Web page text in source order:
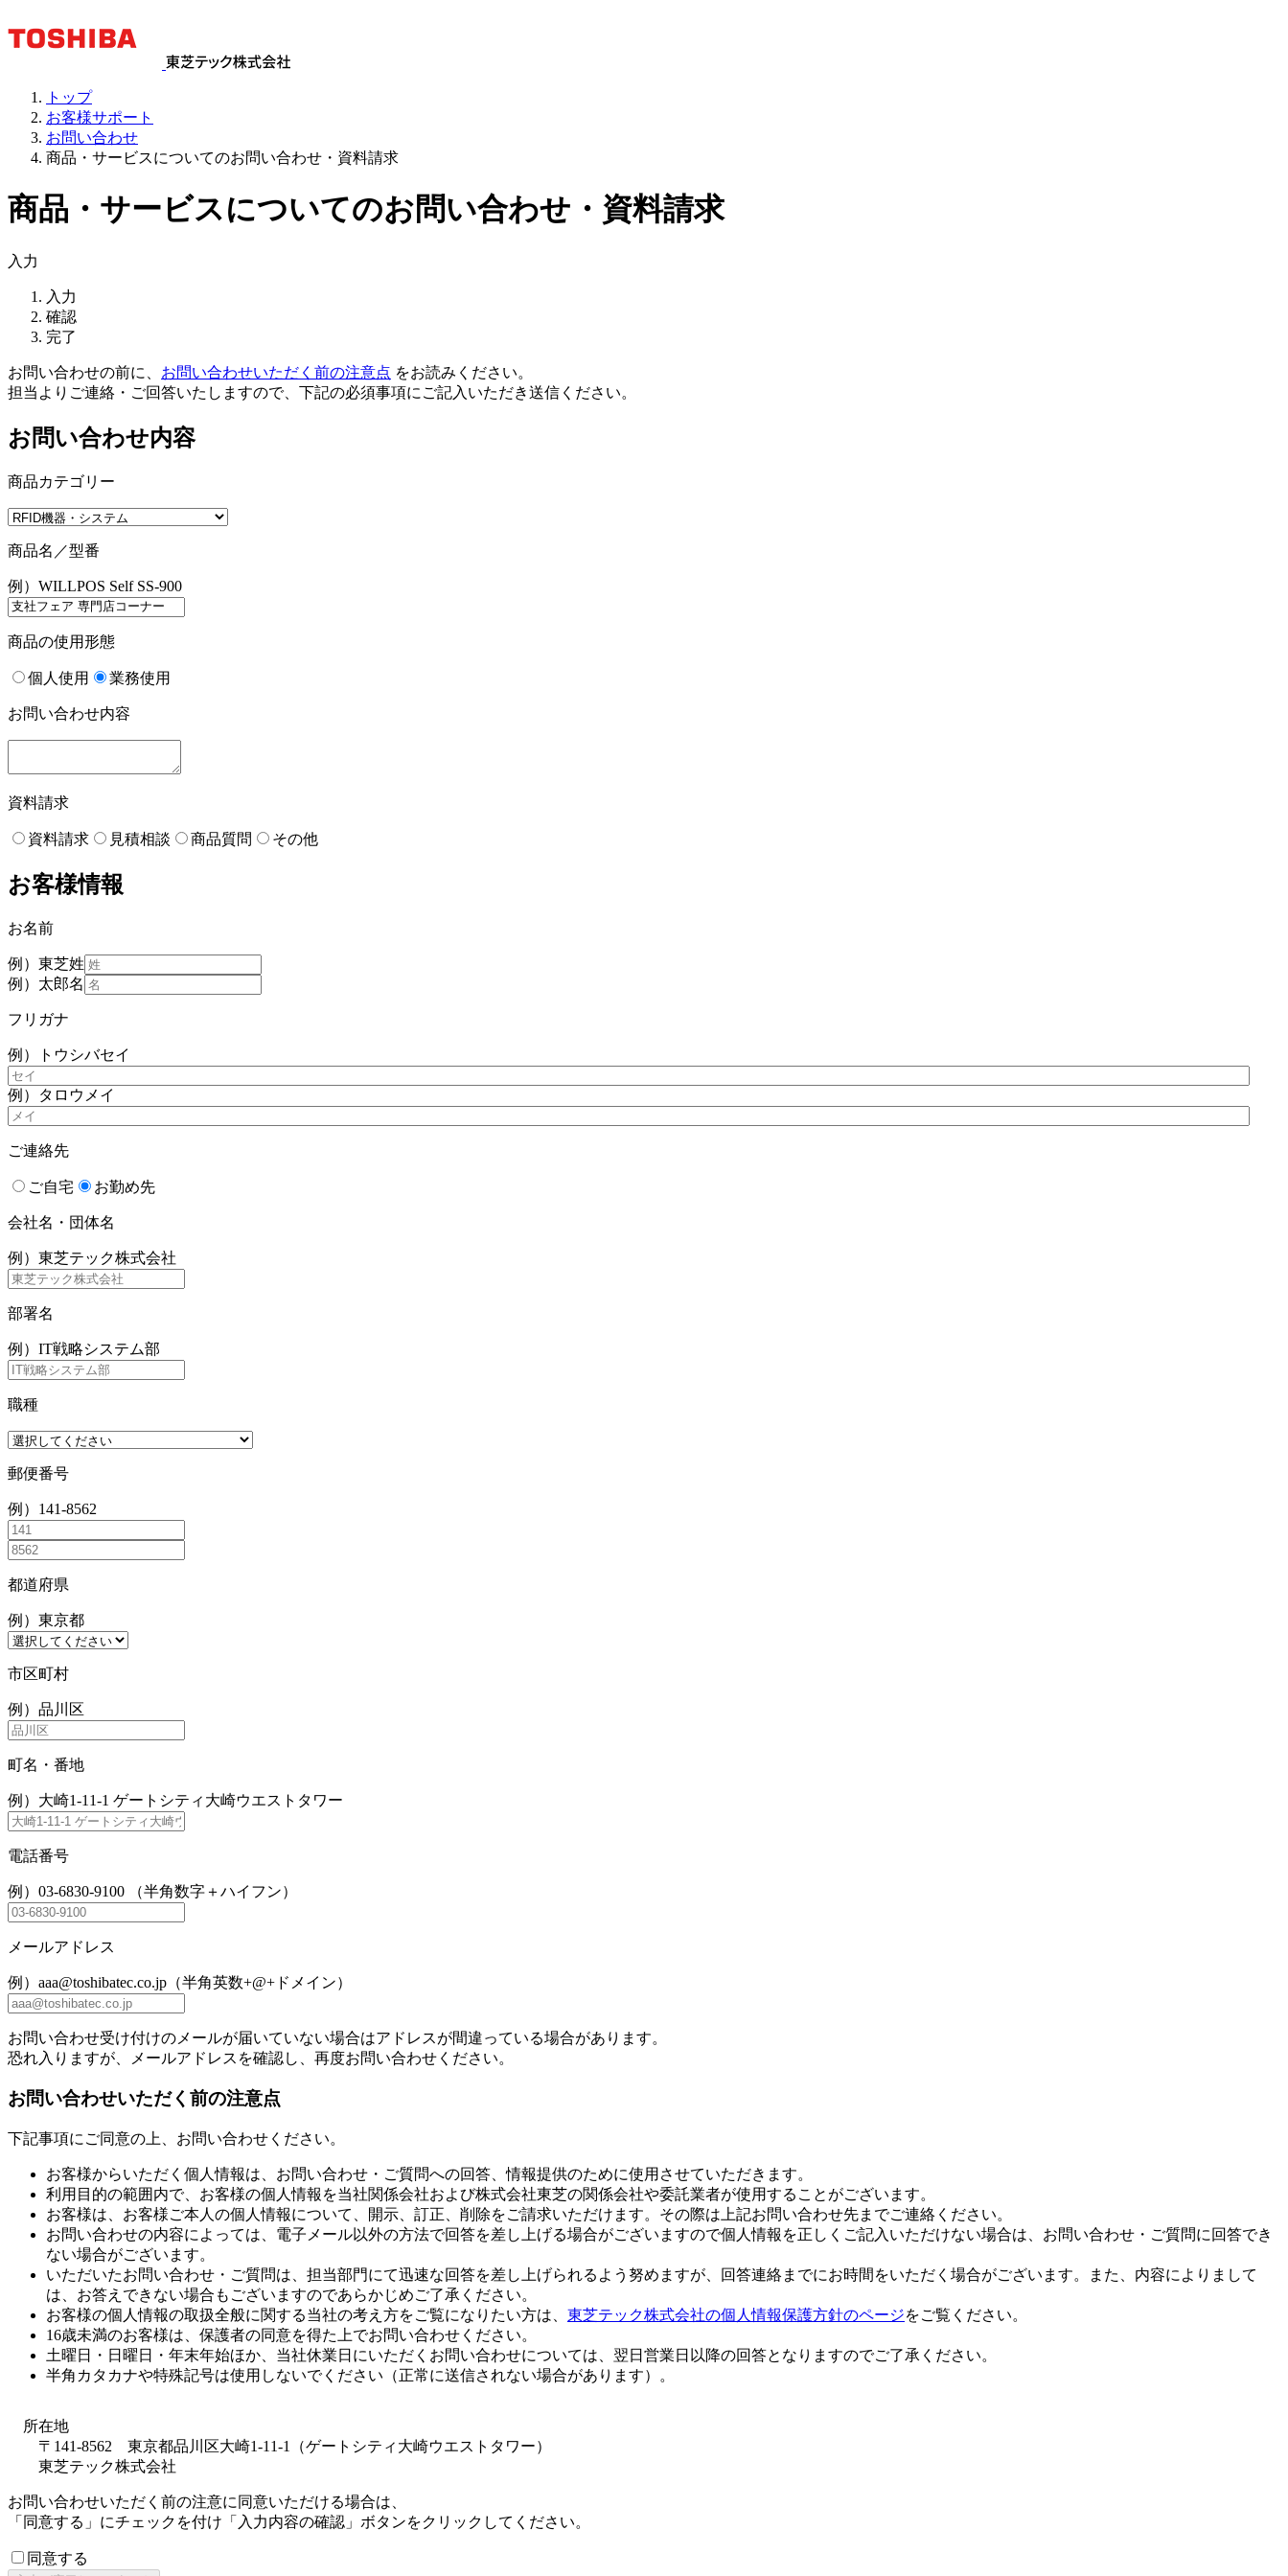
トップ
お客様サポート
お問い合わせ
商品・サービスについてのお問い合わせ・資料請求
商品・サービスについてのお問い合わせ・資料請求
入力
入力
確認
完了
お問い合わせの前に、 お問い合わせいただく前の注意点 をお読みください。
担当よりご連絡・ご回答いたしますので、下記の必須事項にご記入いただき送信ください。
お問い合わせ内容
商品カテゴリー
商品名／型番
例）WILLPOS Self SS-900
商品の使用形態
個人使用 業務使用
お問い合わせ内容
資料請求
資料請求 見積相談 商品質問 その他
お客様情報
お名前
例）東芝姓
例）太郎名
フリガナ
例）トウシバセイ
例）タロウ メイ
ご連絡先
ご自宅 お勤め先
会社名・団体名
例）東芝テック株式会社
部署名
例）IT戦略システム部
職種
郵便番号
例）141-8562
都道府県
例）東京都
市区町村
例）品川区
町名・番地
例）大崎1-11-1 ゲートシティ大崎ウエストタワー
電話番号
例）03-6830-9100 （半角数字＋ハイフン）
メールアドレス
例）aaa@toshibatec.co.jp（半角英数+@+ドメイン）
お問い合わせ受け付けのメールが届いていない場合はアドレスが間違っている場合があります。
恐れ入りますが、メールアドレスを確認し、再度お問い合わせください。
お問い合わせいただく前の注意点
下記事項にご同意の上、お問い合わせください。
お客様からいただく個人情報は、お問い合わせ・ご質問への回答、情報提供のために使用させていただきます。
利用目的の範囲内で、お客様の個人情報を当社関係会社および株式会社東芝の関係会社や委託業者が使用することがございます。
お客様は、お客様ご本人の個人情報について、開示、訂正、削除をご請求いただけます。その際は上記お問い合わせ先までご連絡ください。
お問い合わせの内容によっては、電子メール以外の方法で回答を差し上げる場合がございますので個人情報を正しくご記入いただけない場合は、お問い合わせ・ご質問に回答でき
ない場合がございます。
いただいたお問い合わせ・ご質問は、担当部門にて迅速な回答を差し上げられるよう努めますが、回答連絡までにお時間をいただく場合がございます。また、内容によりまして
は、お答えできない場合もございますのであらかじめご了承ください。
お客様の個人情報の取扱全般に関する当社の考え方をご覧になりたい方は、 東芝テック株式会社の個人情報保護方針のページをご覧ください。
16歳未満のお客様は、保護者の同意を得た上でお問い合わせください。
土曜日・日曜日・年末年始ほか、当社休業日にいただくお問い合わせについては、翌日営業日以降の回答となりますのでご了承ください。
半角カタカナや特殊記号は使用しないでください（正常に送信されない場合があります）。
所在地
〒141-8562 東京都品川区大崎1-11-1（ゲートシティ大崎ウエストタワー）
東芝テック株式会社
お問い合わせいただく前の注意に同意いただける場合は、
「同意する」にチェックを付け「入力内容の確認」ボタンをクリックしてください。
同意する